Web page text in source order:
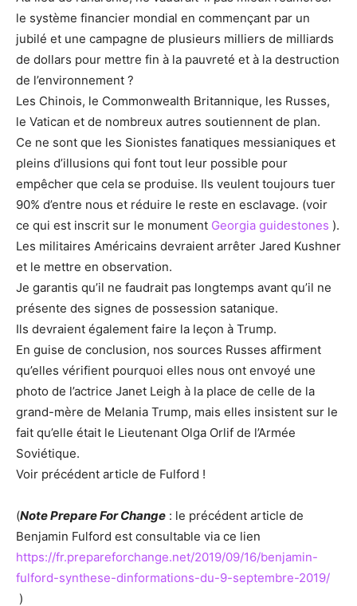
le système financier mondial en commençant par un
jubilé et une campagne de plusieurs milliers de milliards
de dollars pour mettre fin à la pauvreté et à la destruction
de l’environnement ?
Les Chinois, le Commonwealth Britannique, les Russes,
le Vatican et de nombreux autres soutiennent de plan.
Ce ne sont que les Sionistes fanatiques messianiques et
pleins d’illusions qui font tout leur possible pour
empêcher que cela se produise. Ils veulent toujours tuer
90% d’entre nous et réduire le reste en esclavage. (voir
ce qui est inscrit sur le monument Georgia guidestones ).
Les militaires Américains devraient arrêter Jared Kushner
et le mettre en observation.
Je garantis qu’il ne faudrait pas longtemps avant qu’il ne
présente des signes de possession satanique.
Ils devraient également faire la leçon à Trump.
En guise de conclusion, nos sources Russes affirment
qu’elles vérifient pourquoi elles nous ont envoyé une
photo de l’actrice Janet Leigh à la place de celle de la
grand-mère de Melania Trump, mais elles insistent sur le
fait qu’elle était le Lieutenant Olga Orlif de l’Armée
Soviétique.
Voir précédent article de Fulford !
(Note Prepare For Change : le précédent article de
Benjamin Fulford est consultable via ce lien
https://fr.prepareforchange.net/2019/09/16/benjamin-
fulford-synthese-dinformations-du-9-septembre-2019/
)